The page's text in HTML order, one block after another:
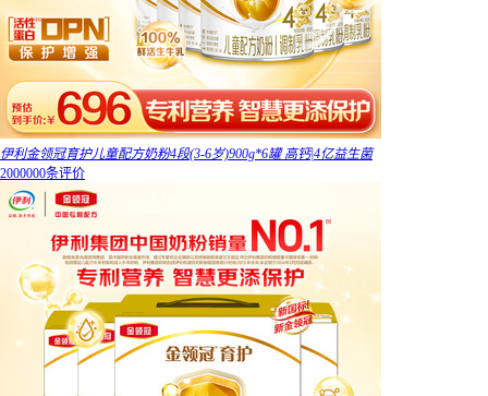
伊利金领冠育护儿童配方奶粉4段(3-6岁)900g*6罐 高钙|4亿益生菌
2000000条评价